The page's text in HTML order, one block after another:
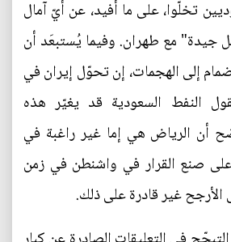
تخلّوا، على ما أُفيد، عن أيّ آمال
جيدة" مع طهران. وفيما يُستبعَد أن
إلى الهجمات، إن تحوّل إيران في
النفط السعودية قد يغيّر هذه
أن الرياض هي إما غير راغبة في
على صنع القرار في واشنطن في زمن
الأرجح غير قادرة على ذلك.